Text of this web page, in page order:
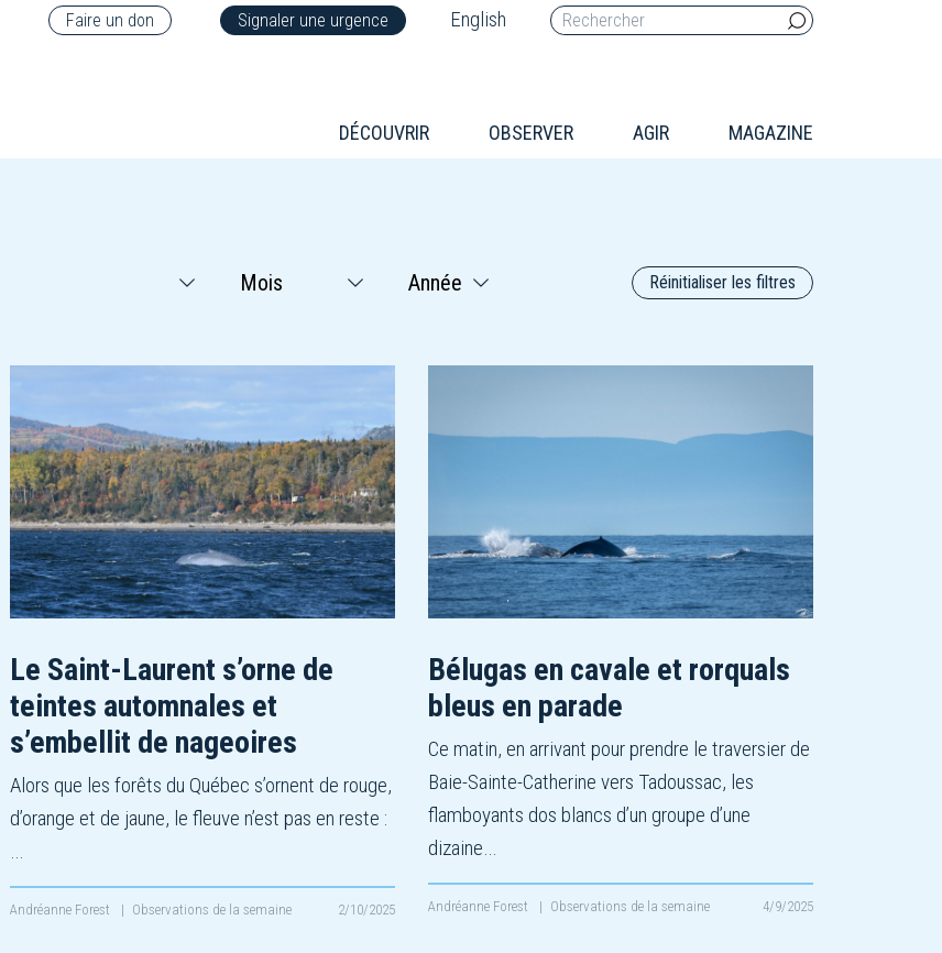
Faire un don Signaler une urgence English
DÉCOUVRIR OBSERVER AGIR MAGAZINE
Réinitialiser les filtres
Le Saint-Laurent s’orne de
teintes automnales et
s’embellit de nageoires
Alors que les forêts du Québec s’ornent de rouge,
d’orange et de jaune, le fleuve n’est pas en reste :
…
Andréanne Forest | Observations de la semaine 2/10/2025
Bélugas en cavale et rorquals
bleus en parade
Ce matin, en arrivant pour prendre le traversier de
Baie-Sainte-Catherine vers Tadoussac, les
flamboyants dos blancs d’un groupe d’une
dizaine…
Andréanne Forest | Observations de la semaine 4/9/2025